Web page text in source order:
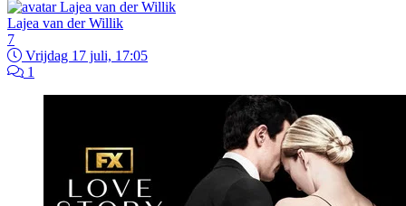
Lajea van der Willik
7
Vrijdag 17 juli, 17:05
1